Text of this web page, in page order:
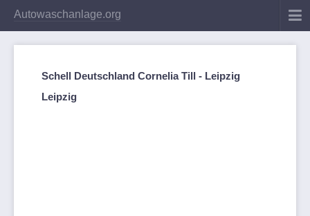
Autowaschanlage.org
Schell Deutschland Cornelia Till - Leipzig
Leipzig